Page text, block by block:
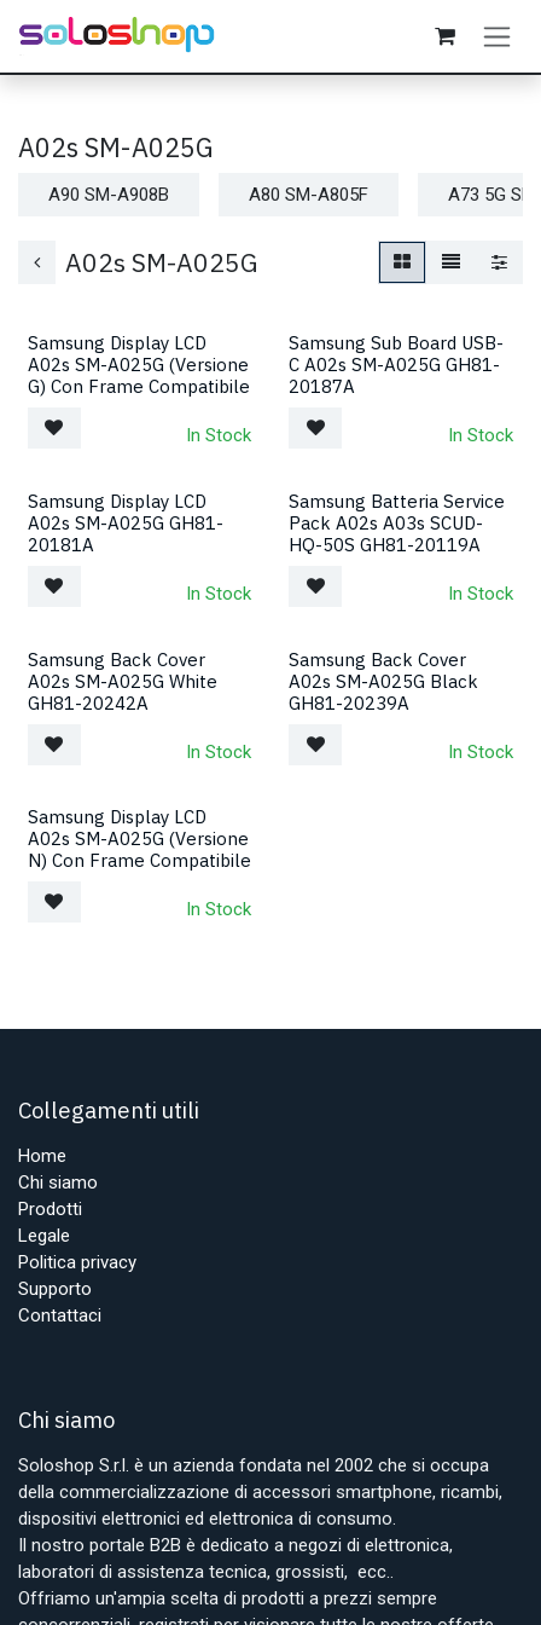
Passa al contenuto
A02s SM-A025G
A90 SM-A908B A80 SM-A805F A73 5G
A02s SM-A025G
Samsung Display LCD
A02s SM-A025G (Versione
G) Con Frame Compatibile
In Stock
Samsung Sub Board USB-
C A02s SM-A025G GH81-
20187A
In Stock
Samsung Display LCD
A02s SM-A025G GH81-
20181A
In Stock
Samsung Batteria Service
Pack A02s A03s SCUD-
HQ-50S GH81-20119A
In Stock
Samsung Back Cover
A02s SM-A025G White
GH81-20242A
In Stock
Samsung Back Cover
A02s SM-A025G Black
GH81-20239A
In Stock
Samsung Display LCD
A02s SM-A025G (Versione
N) Con Frame Compatibile
In Stock
Collegamenti utili
Home
Chi siamo
Prodotti
Legale
Politica privacy
Supporto
Contattaci
Chi siamo
Soloshop S.r.l. è un azienda fondata nel 2002 che si occupa
della commercializzazione di accessori smartphone, ricambi,
dispositivi elettronici ed elettronica di consumo.
Il nostro portale B2B è dedicato a negozi di elettronica,
laboratori di assistenza tecnica, grossisti, ecc..
Offriamo un'ampia scelta di prodotti a prezzi sempre